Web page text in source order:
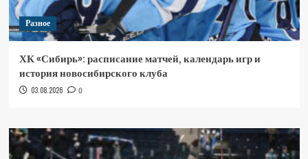
Разное
ХК «Сибирь»: расписание матчей, календарь игр и
история новосибирского клуба
03.08.2026 0